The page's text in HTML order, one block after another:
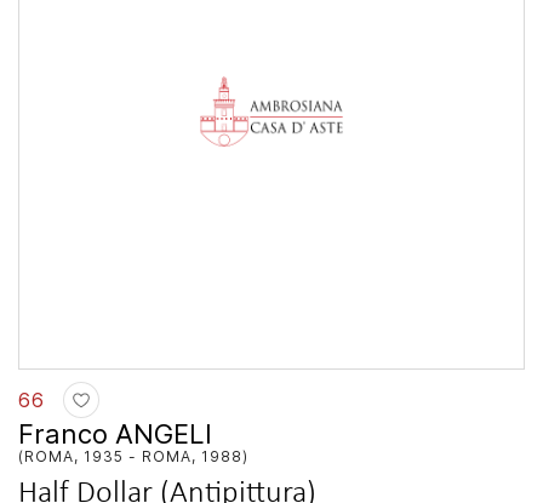
66
Franco ANGELI
(ROMA, 1935 - ROMA, 1988)
Half Dollar (Antipittura)